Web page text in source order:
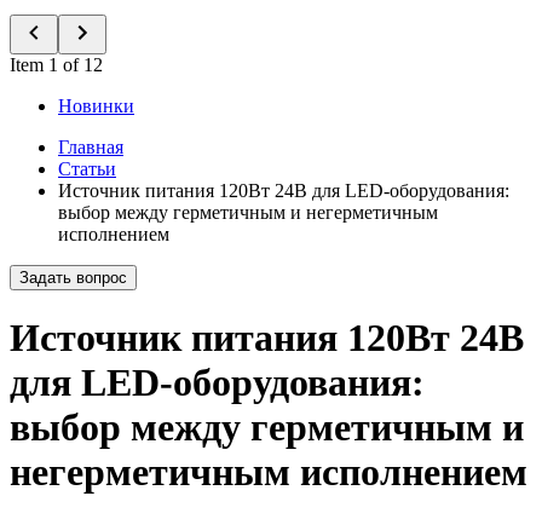
Item 1 of 12
Новинки
Главная
Статьи
Источник питания 120Вт 24В для LED-оборудования:
выбор между герметичным и негерметичным
исполнением
Задать вопрос
Источник питания 120Вт 24В
для LED-оборудования:
выбор между герметичным и
негерметичным исполнением